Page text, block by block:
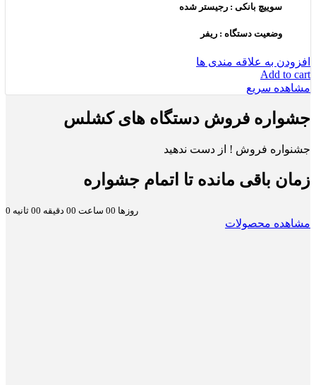
سوییچ بانکی : رجیستر شده
وضعیت دستگاه : ریفر
افزودن به علاقه مندی ها
Add to cart
مشاهده سریع
جشواره فروش دستگاه های کشلس
جشنواره فروش ! از دست ندهید
زمان باقی مانده تا اتمام جشواره
0 روزها 00 ساعت 00 دقیقه 00 ثانیه
مشاهده محصولات